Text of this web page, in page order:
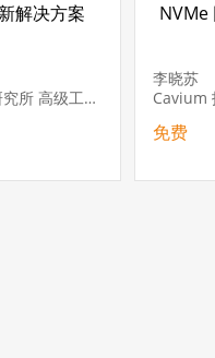
解决方案
西安三星电子研究所 高级工程师
NVMe
李晓苏
Cavium
免费